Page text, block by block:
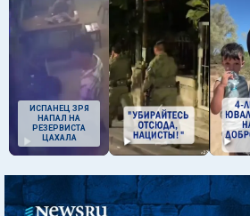
ИСПАНЕЦ ЗРЯ
НАПАЛ НА
РЕЗЕРВИСТА
ЦАХАЛА